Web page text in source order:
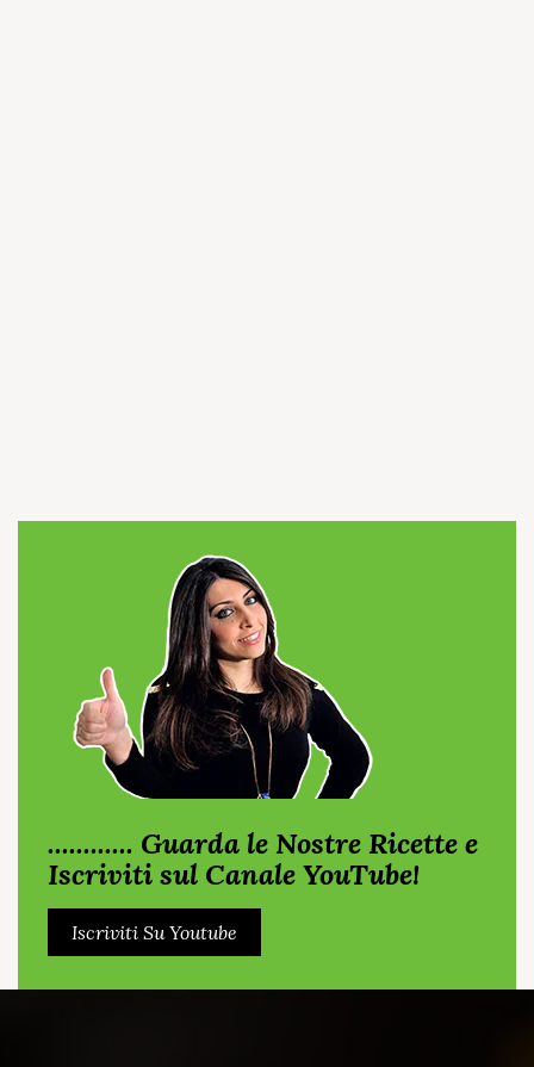
............ Guarda le Nostre Ricette e
Iscriviti sul Canale YouTube!
Iscriviti Su Youtube